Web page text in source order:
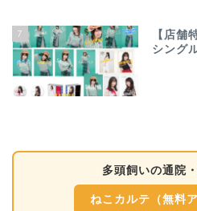
7
【店舗
シング
多頭飼いの通院
ねこカルテ（無料